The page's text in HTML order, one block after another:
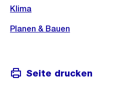
Klima
Planen & Bauen
Seite drucken